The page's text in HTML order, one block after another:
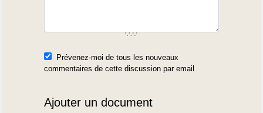
Prévenez-moi de tous les nouveaux
commentaires de cette discussion par email
Ajouter un document